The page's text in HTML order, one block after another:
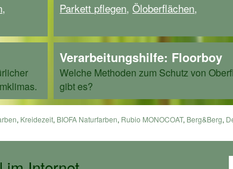
,
Parkett pflegen,Öloberflächen,
Verarbeitungshilfe: Floorboy
Welche Methoden zum Schutz von
gibt es?
, Kreidezeit, BIOFA Naturfarben, Rubio MONOCOAT, Berg&Berg,